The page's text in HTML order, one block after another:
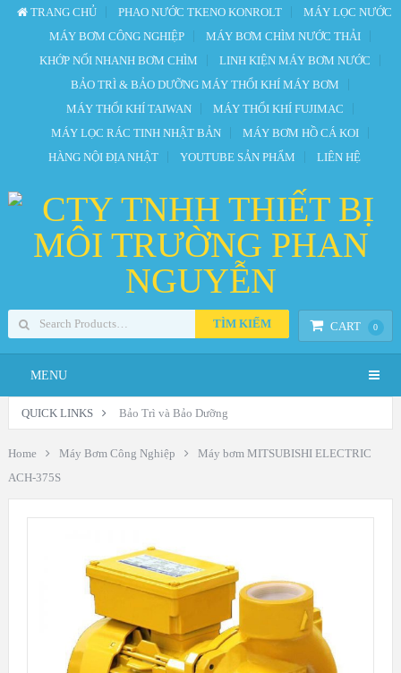
TRANG CHỦ PHAO NƯỚC TKENO KONROLT
MÁY LỌC NƯỚC
MÁY BƠM CÔNG NGHIỆP
MÁY BƠM CHÌM NƯỚC THẢI
KHỚP NỐI NHANH BƠM CHÌM
LINH KIỆN MÁY BƠM NƯỚC
BẢO TRÌ & BẢO DƯỠNG MÁY THỔI KHÍ MÁY BƠM
MÁY THỔI KHÍ TAIWAN
MÁY THỔI KHÍ FUJIMAC
MÁY LỌC RÁC TINH NHẬT BẢN
MÁY BƠM HỒ CÁ KOI
HÀNG NỘI ĐỊA NHẬT
YOUTUBE SẢN PHẨM LIÊN HỆ
CART 0
TÌM KIẾM
MENU
QUICK LINKS Bảo Trì và Bảo Dưỡng
Home Máy Bơm Công Nghiệp
Máy bơm MITSUBISHI ELECTRIC
ACH-375S